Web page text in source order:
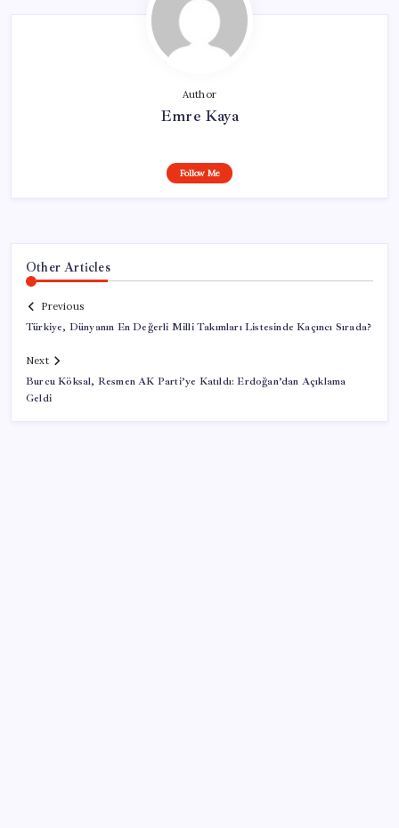
Author
Emre Kaya
Follow Me
Other Articles
Previous
Türkiye, Dünyanın En Değerli Milli Takımları Listesinde Kaçıncı Sırada?
Next
Burcu Köksal, Resmen AK Parti’ye Katıldı: Erdoğan’dan Açıklama
Geldi